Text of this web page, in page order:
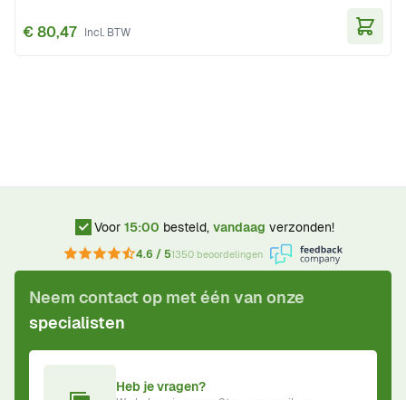
€ 80,47
Voor 15:00 besteld, vandaag verzonden!
4.6 / 51350 beoordelingen
Neem contact op met één van onze
specialisten
Heb je vragen?